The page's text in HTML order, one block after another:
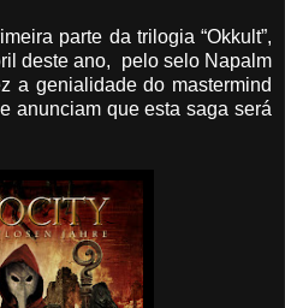
parte da trilogia “Okkult”,
deste ano, pelo selo Napalm
a genialidade do mastermind
anunciam que esta saga será